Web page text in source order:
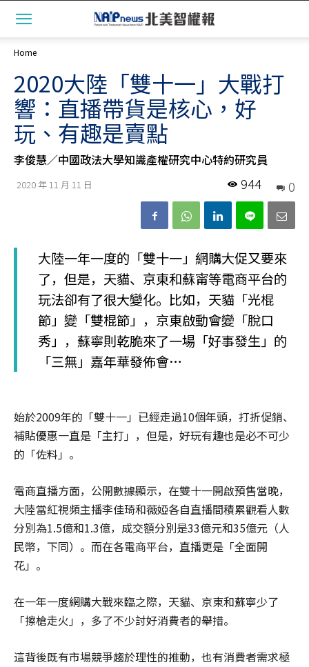
Home
2020大陸「雙十一」大戰打
響：直播帶貨是核心，好
玩、有趣是賣點
李俊慧／中國政法大學知識產權研究中心特約研究員
2020 年 11 月 11 日 0
944
大陸一年一度的「雙十一」網購大促又要來
了，但是，天貓、京東和蘇甯等電商平台的
玩法卻有了很大變化。比如，天貓「光棍
節」變「雙棍節」，京東啟動會變「脫口
秀」，蘇寧則乾脆來了一場「好事發生」的
「三無」嘉年華發佈會…
始於2009年的「雙十一」已經走過10個年頭，打折促銷、
補貼優惠一直是「主打」，但是，好玩有趣也是必不可少
的「佐料」。
電商直播方面，公開數據顯示，在雙十一開啟預售當晚，
大陸當紅視頻主播李佳琦和薇婭各自直播間積累觀看人數
分別為1.5億和1.3億，成交額分別是33億元和35億元（人
民幣，下同）。而在各電商平台，直播更是「全面開
花」。
在一年一度網購大戰來臨之際，天貓、京東和蘇寧少了
「擦槍走火」，多了不少討好消費者的舉措。
這背後既有市場競爭趨於理性的推動，也有消費者需求極